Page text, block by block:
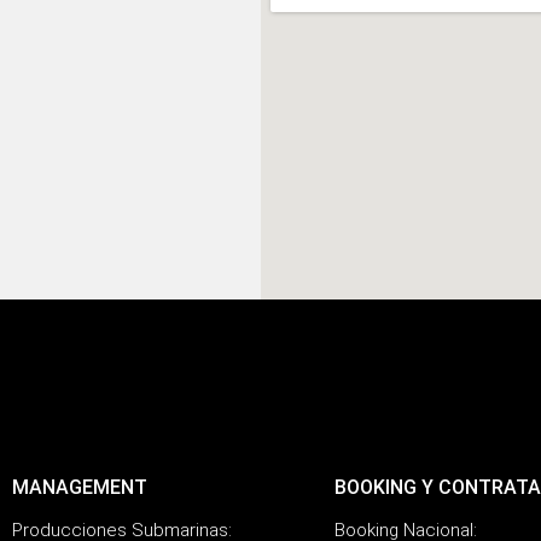
MANAGEMENT
Producciones Submarinas:
BOOKING Y
Booking Nacional: